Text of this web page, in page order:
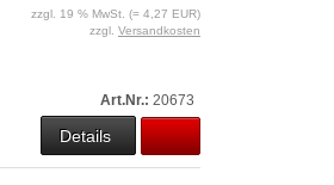
zzgl. 19 % MwSt. (= 4,27 EUR)
zzgl. Versandkosten
Art.Nr.: 20673
Details